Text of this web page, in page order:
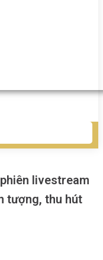
livestream
tượng, thu hút